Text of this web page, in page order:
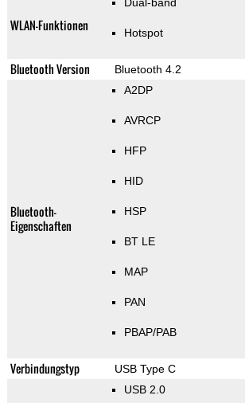
WLAN-Funktionen Hotspot
Bluetooth Version Bluetooth 4.2
Bluetooth-
Eigenschaften
A2DP
AVRCP
HFP
HID
HSP
BT LE
MAP
PAN
PBAP/PAB
Verbindungstyp USB Type C
USB 2.0